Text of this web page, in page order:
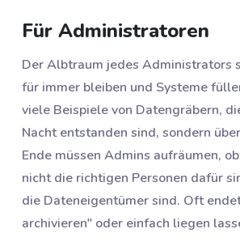
Für Administratoren
Der Albtraum jedes Administrators
für immer bleiben und Systeme
viele Beispiele von Datengräbern,
Nacht entstanden sind, sondern
Ende müssen Admins aufräumen,
nicht die richtigen Personen dafür
die Dateneigentümer sind. Oft
archivieren" oder einfach liegen